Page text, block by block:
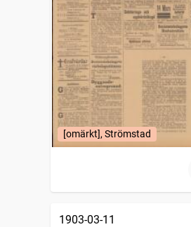
[omärkt], Strömstad
1903-03-11